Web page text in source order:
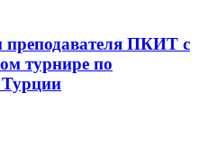
преподавателя ПКИТ с
турнире по
Турции